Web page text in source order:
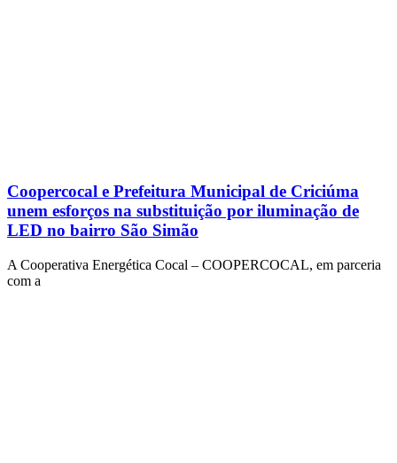
Coopercocal e Prefeitura Municipal de Criciúma
unem esforços na substituição por iluminação de
LED no bairro São Simão
A Cooperativa Energética Cocal – COOPERCOCAL, em parceria
com a